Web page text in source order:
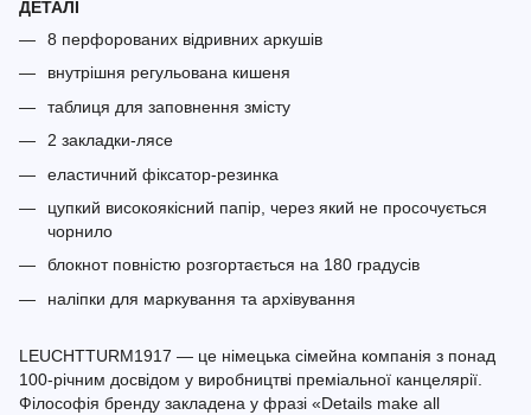
ДЕТАЛІ
8 перфорованих відривних аркушів
внутрішня регульована кишеня
таблиця для заповнення змісту
2 закладки-лясе
еластичний фіксатор-резинка
цупкий високоякісний папір, через який не просочується
чорнило
блокнот повністю розгортається на 180 градусів
наліпки для маркування та архівування
LEUCHTTURM1917 — це німецька сімейна компанія з понад
100-річним досвідом у виробництві преміальної канцелярії.
Філософія бренду закладена у фразі «Details make all